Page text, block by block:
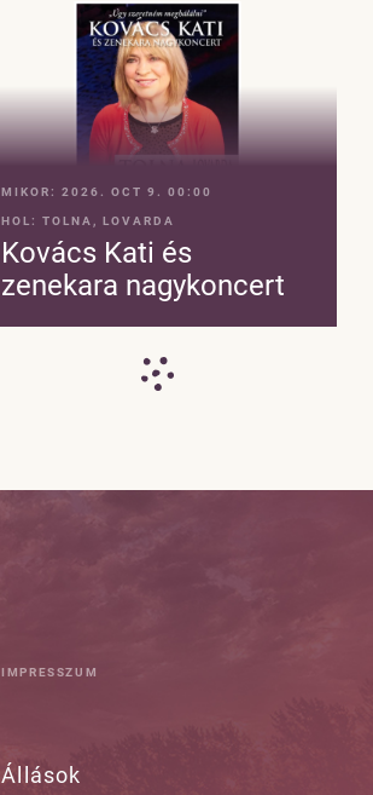
MIKOR: 2026. OCT 9. 00:00
HOL: TOLNA, LOVARDA
Kovács Kati és
zenekara nagykoncert
IMPRESSZUM
Állások